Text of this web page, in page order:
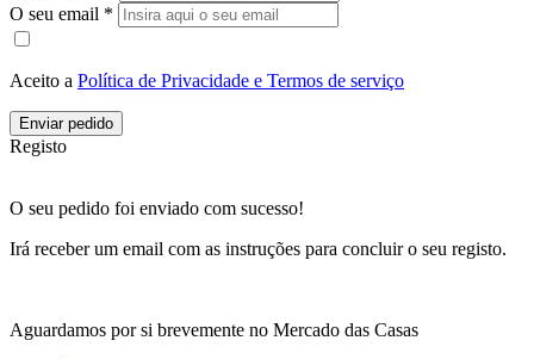
O seu email *
Aceito a Política de Privacidade e Termos de serviço
Enviar pedido
Registo
O seu pedido foi enviado com sucesso!
Irá receber um email com as instruções para concluir o seu registo.
Aguardamos por si brevemente no Mercado das Casas